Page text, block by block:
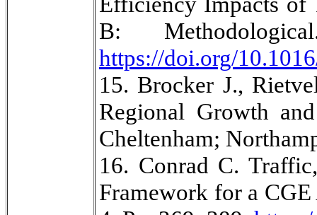
B:
https://doi.org/
15. Brocker J.,
Regional Growth
Cheltenham;
16. Conrad C.
Framework for a